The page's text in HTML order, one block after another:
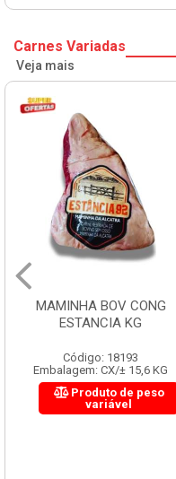
Carnes Variadas
Veja mais
MAMINHA BOV CONG
ESTANCIA KG
Código: 18193
Embalagem: CX/± 15,6 KG
Produto de peso
variável